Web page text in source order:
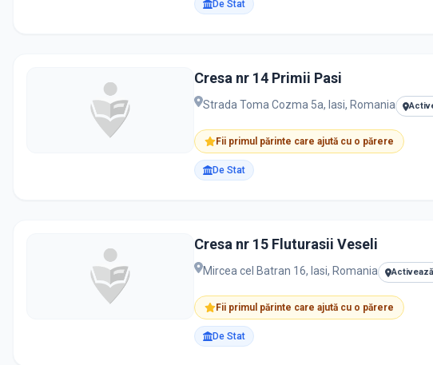
De Stat
Cresa nr 14 Primii Pasi
Strada Toma Cozma 5a, Iasi, Romania
Fii primul părinte care ajută cu o părere
De Stat
Cresa nr 15 Fluturasii Veseli
Mircea cel Batran 16, Iasi, Romania
Fii primul părinte care ajută cu o părere
De Stat